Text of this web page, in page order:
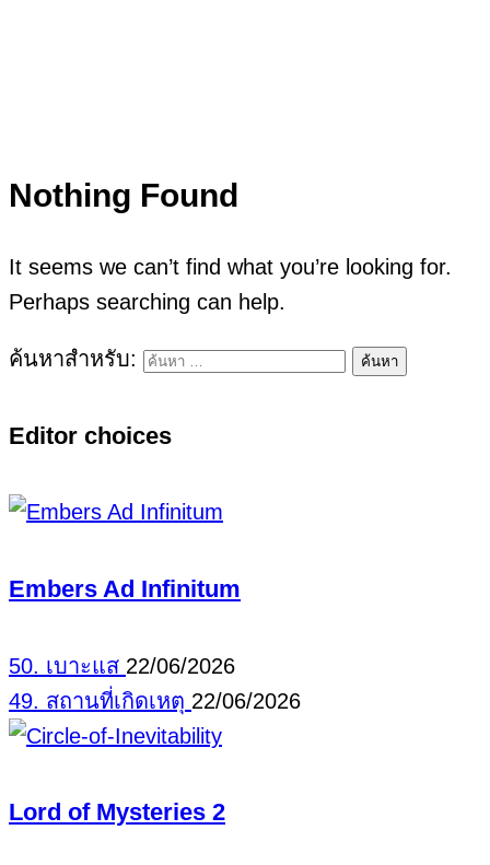
Nothing Found
It seems we can’t find what you’re looking for.
Perhaps searching can help.
ค้นหาสำหรับ:
Editor choices
Embers Ad Infinitum
50. เบาะแส 22/06/2026
49. สถานที่เกิดเหตุ 22/06/2026
Lord of Mysteries 2